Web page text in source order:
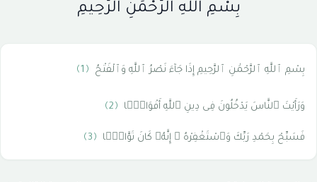
بِسْمِ اللَّهِ الرَّحْمَٰنِ الرَّحِيمِ
بِسْمِ ٱللَّهِ ٱلرَّحْمَٰنِ ٱلرَّحِيمِ إِذَا جَآءَ نَصْرُ ٱللَّهِ وَٱلْفَتْحُ ﴿1﴾
وَرَأَيْتَ ٱلنَّاسَ يَدْخُلُونَ فِى دِينِ ٱللَّهِ أَفْوَاجًۭا ﴿2﴾
فَسَبِّحْ بِحَمْدِ رَبِّكَ وَٱسْتَغْفِرْهُ ۚ إِنَّهُۥ كَانَ تَوَّابًۢا ﴿3﴾